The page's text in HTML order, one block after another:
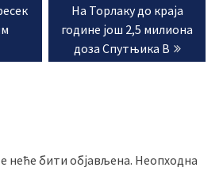
Next
post:
На Торлаку до краја
године још 2,5 милиона
доза Спутњика В
неће бити објављена. Неопходна